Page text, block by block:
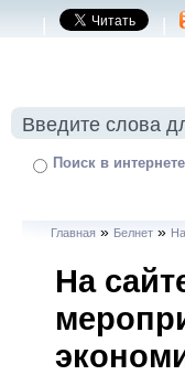
| |
Поиск в интернете
Главная » Белнет »
На